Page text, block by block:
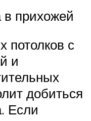
в прихожей
потолков с
и
добиться
Если